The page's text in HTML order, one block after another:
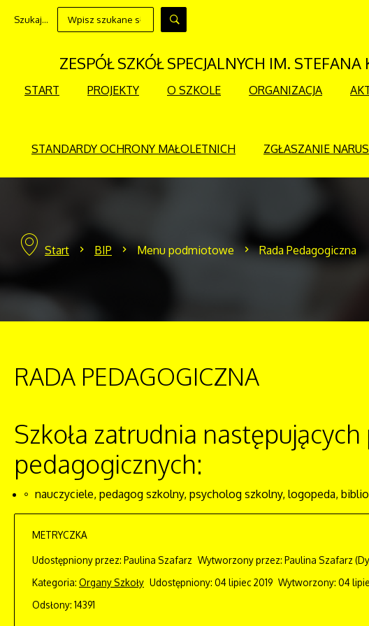
Szukaj...
ZESPÓŁ SZKÓŁ SPECJALNYCH IM.
START PROJEKTY O SZKOLE ORGANIZACJA
STANDARDY OCHRONY MAŁOLETNICH ZGŁASZANIE
Start BIP Menu podmiotowe Rada Pedagogiczna
RADA PEDAGOGICZNA
Szkoła zatrudnia
pedagogicznych:
nauczyciele, pedagog szkolny, psycholog szkolny, logopeda,
METRYCZKA
Udostępniony przez: Paulina Szafarz Wytworzony przez: Paulina Szafarz
Kategoria: Organy Szkoły Udostępniony: 04 lipiec 2019 Wytworzony: 04
Odsłony: 14391